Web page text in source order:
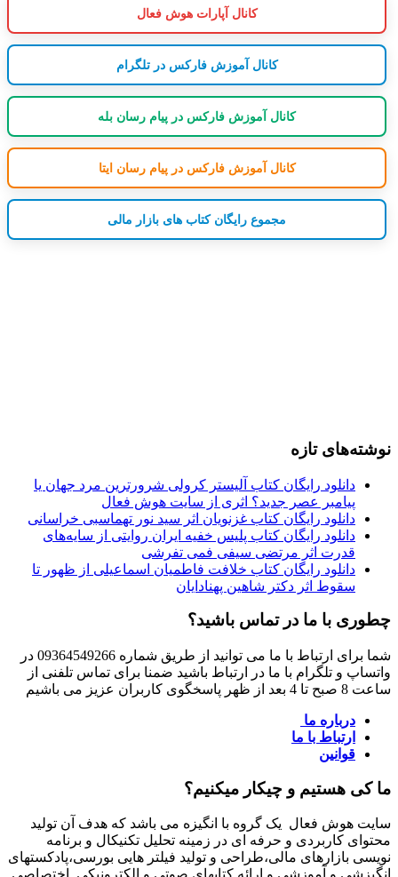
کانال آپارات هوش فعال
کانال آموزش فارکس در تلگرام
کانال آموزش فارکس در پیام رسان بله
کانال آموزش فارکس در پیام رسان ایتا
مجموع رایگان کتاب های بازار مالی
نوشته‌های تازه
دانلود رایگان کتاب آلیستر کرولی شرورترین مرد جهان یا
پیامبر عصر جدید؟ اثری از سایت هوش فعال
دانلود رایگان کتاب غزنویان اثر سید نور تهماسبی خراسانی
دانلود رایگان کتاب پلیس خفیه ایران روایتی از سایه‌های
قدرت اثر مرتضی سیفی فمی تفرشی
دانلود رایگان کتاب خلافت فاطمیان اسماعیلی از ظهور تا
سقوط اثر دکتر شاهین پهنادایان
چطوری با ما در تماس باشید؟
شما برای ارتباط با ما می توانید از طریق شماره 09364549266 در
واتساپ و تلگرام با ما در ارتباط باشید ضمنا برای تماس تلفنی از
ساعت 8 صبح تا 4 بعد از ظهر پاسخگوی کاربران عزیز می باشیم
درباره ما
ارتباط با ما
قوانین
ما کی هستیم و چیکار میکنیم؟
سایت هوش فعال یک گروه با انگیزه می باشد که هدف آن تولید
محتوای کاربردی و حرفه ای در زمینه تحلیل تکنیکال و برنامه
نویسی بازارهای مالی،طراحی و تولید فیلتر هایی بورسی،پادکستهای